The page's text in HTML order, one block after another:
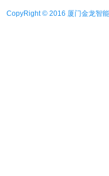
CopyRight © 2016 厦门金龙智